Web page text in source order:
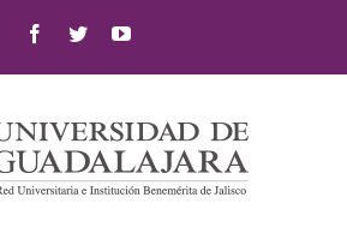
Facebook
TwitterYouTube